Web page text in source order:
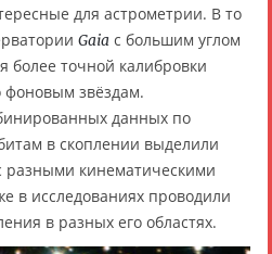
для астрометрии. В то
Gaia с большим углом
более точной калибровки
фоновым звёздам.
данных по
в скоплении выделили
разными кинематическими
в исследованиях проводили
в разных его областях.